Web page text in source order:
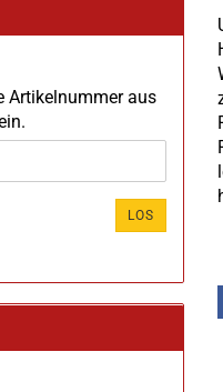
Artikelnummer aus
LOS